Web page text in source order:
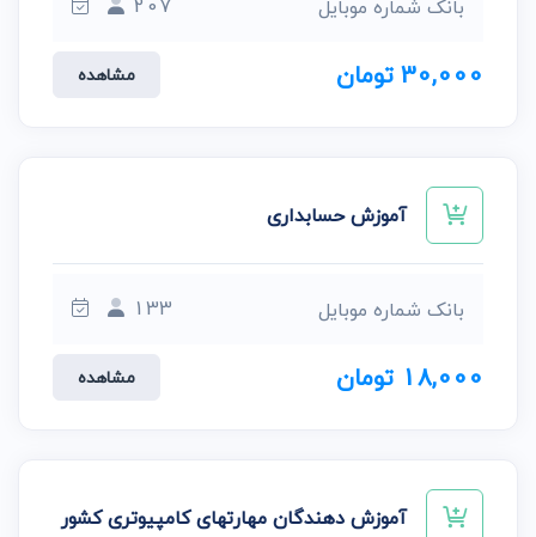
بانک شماره موبایل
30,000 تومان مشاهده
آموزش حسابداری
بانک شماره موبایل 133
18,000 تومان مشاهده
آموزش دهندگان مهارتهای کامپیوتری کشور